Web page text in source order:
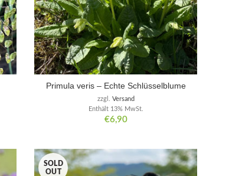
Primula veris – Echte Schlüsselblume
€6,90
Enthält 13% MwSt.
zzgl. Versand
SOLD
OUT